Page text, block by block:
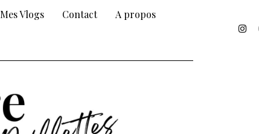
Mes Vlogs Contact A propos